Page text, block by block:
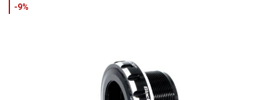
Vai
alla
-9%